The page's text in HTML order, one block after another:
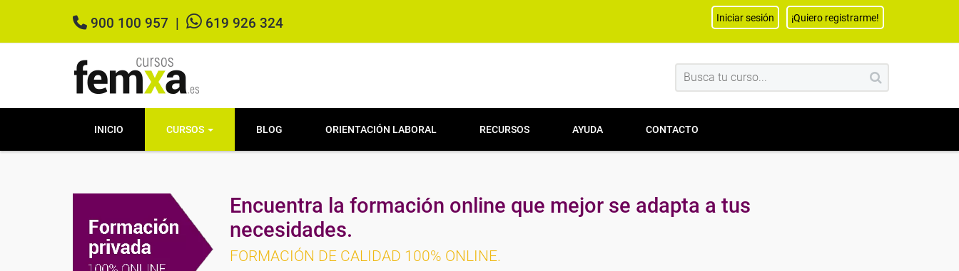
900 100 957 619 926 324 Iniciar sesión ¡Quiero registrarme!
INICIO CURSOS BLOG ORIENTACIÓN LABORAL RECURSOS AYUDA CONTACTO
Encuentra la formación online que mejor se adapta a tus
necesidades.
FORMACIÓN DE CALIDAD 100% ONLINE.